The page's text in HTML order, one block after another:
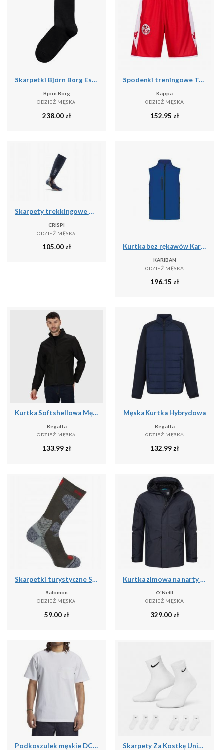
Skarpetki Björn Borg Essential (x10)
Björn Borg
ODZIEŻ MĘSKA
238.00 zł
Spodenki treningowe Tunisie Ahora Pro 7 2024
Kappa
ODZIEŻ MĘSKA
152.95 zł
Skarpety trekkingowe Crispi Calza Pro
CRISPI
ODZIEŻ MĘSKA
105.00 zł Kurtka bez rękawów Kariban
KARIBAN
ODZIEŻ MĘSKA
196.15 zł
Kurtka Softshellowa Męska Lekka
Regatta
ODZIEŻ MĘSKA
133.99 zł
Męska Kurtka Hybrydowa
Regatta
ODZIEŻ MĘSKA
132.99 zł
Skarpetki turystyczne Salomon Exit Outdoor
Salomon
ODZIEŻ MĘSKA
59.00 zł
Kurtka zimowa na narty i snowboard męska O'Neill 10K/10K
O'Neill
ODZIEŻ MĘSKA
329.00 zł
Podkoszulek męskie DC Shoes 1994 Short Sleeve Knit Skarpety Za Kostkę Unisex Dla Dorosłych (zestaw 6 Sztuk)